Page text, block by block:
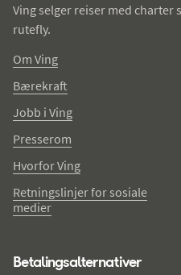
Ving selger reiser med
rutefly.
Om Ving
Bærekraft
Jobb i Ving
Presserom
Hvorfor Ving
Retningslinjer for sosiale
medier
Betalingsalternativer